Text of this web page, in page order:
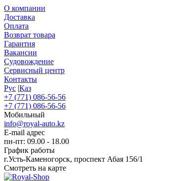
О компании
Доставка
Оплата
Возврат товара
Гарантия
Вакансии
Судовождение
Сервисный центр
Контакты
Рус |Қаз
+7 (771) 086-56-56
+7 (771) 086-56-56
Мобильный
info@royal-auto.kz
E-mail адрес
пн-пт: 09.00 - 18.00
График работы
г.Усть-Каменогорск, проспект Абая 156/1
Смотреть на карте